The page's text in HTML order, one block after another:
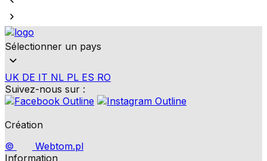
Sélectionner un pays
UK DE IT NL PL ES RO
Suivez-nous sur :
Création
©
Webtom.pl
Information